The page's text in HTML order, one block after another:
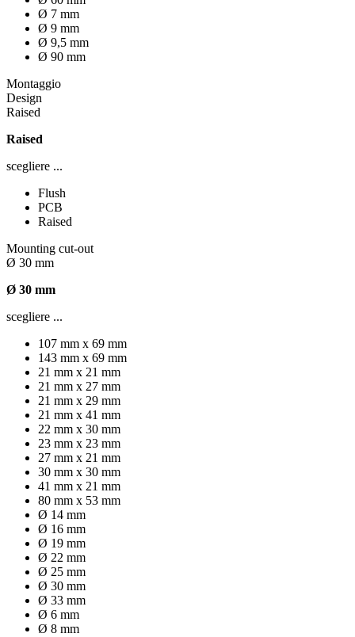
Ø 7 mm
Ø 9 mm
Ø 9,5 mm
Ø 90 mm
Montaggio
Design
Raised
Raised
scegliere ...
Flush
PCB
Raised
Mounting cut-out
Ø 30 mm
Ø 30 mm
scegliere ...
107 mm x 69 mm
143 mm x 69 mm
21 mm x 21 mm
21 mm x 27 mm
21 mm x 29 mm
21 mm x 41 mm
22 mm x 30 mm
23 mm x 23 mm
27 mm x 21 mm
30 mm x 30 mm
41 mm x 21 mm
80 mm x 53 mm
Ø 14 mm
Ø 16 mm
Ø 19 mm
Ø 22 mm
Ø 25 mm
Ø 30 mm
Ø 33 mm
Ø 6 mm
Ø 8 mm